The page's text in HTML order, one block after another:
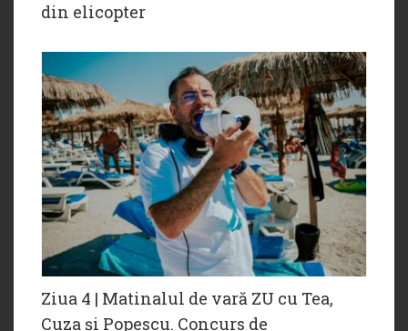
din elicopter
Ziua 4 | Matinalul de vară ZU cu Tea,
Cuza și Popescu. Concurs de